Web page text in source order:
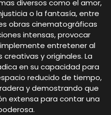
diversos como el amor,
o la fantasía, entre
obras cinematográficas
intensas, provocar
entretener al
y originales. La
en su capacidad para
reducido de tiempo,
y demostrando que
extensa para contar una